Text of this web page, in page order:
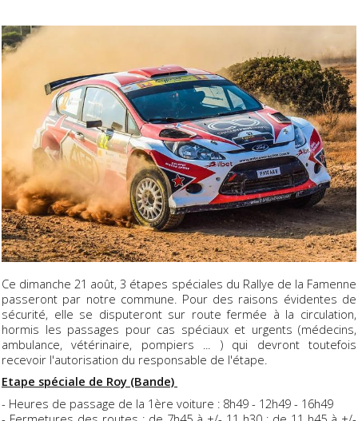
Ce dimanche 21 août, 3 étapes spéciales du Rallye de la Famenne
passeront par notre commune. Pour des raisons évidentes de
sécurité, elle se disputeront sur route fermée à la circulation,
hormis les passages pour cas spéciaux et urgents (médecins,
ambulance, vétérinaire, pompiers ... ) qui devront toutefois
recevoir l'autorisation du responsable de l'étape.
Etape spéciale de Roy (Bande)
- Heures de passage de la 1ère voiture : 8h49 - 12h49 - 16h49